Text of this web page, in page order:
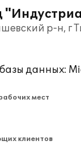
р-н, г
данных:
мест
клиентов